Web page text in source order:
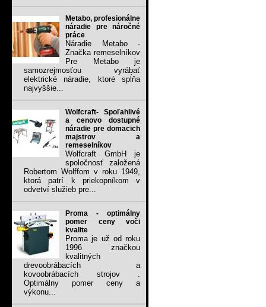
Metabo, profesionálne
náradie pre náročné
práce
Náradie Metabo -
Značka remeselníkov
Pre Metabo je
samozrejmosťou vyrábať
elektrické náradie, ktoré spĺňa
najvyššie...
Wolfcraft- Spoľahlivé
a cenovo dostupné
náradie pre domacich
majstrov a
remeselníkov
Wolfcraft GmbH je
spoločnosť založená
Robertom Wolffom v roku 1949,
ktorá patrí k priekopníkom v
odvetví služieb pre...
Proma - optimálny
pomer ceny voči
kvalite
Proma je už od roku
1996 značkou
kvalitných
drevoobrábacích a
kovoobrábacích strojov .
Optimálny pomer ceny a
výkonu...